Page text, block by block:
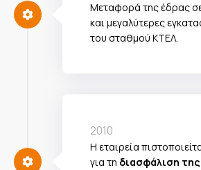
Μεταφορά της έδρας σε
και μεγαλύτερες
του σταθμού ΚΤΕΛ.
2010
Η εταιρεία
για τη διασφάλιση